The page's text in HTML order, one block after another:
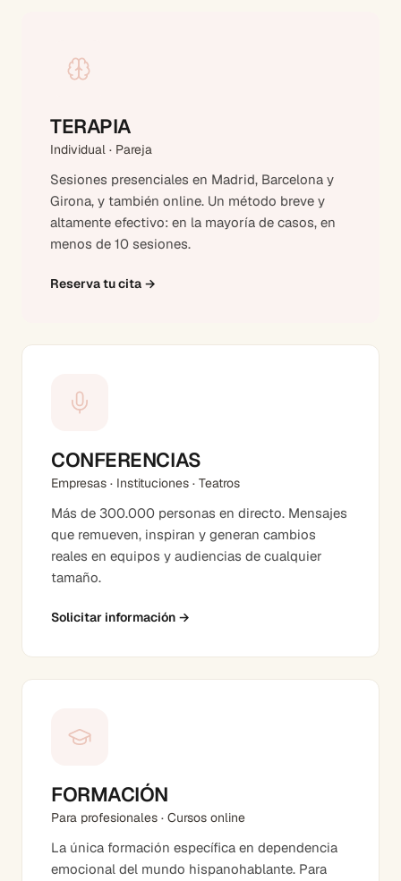
TERAPIA
Individual · Pareja
Sesiones presenciales en Madrid, Barcelona y
Girona, y también online. Un método breve y
altamente efectivo: en la mayoría de casos, en
menos de 10 sesiones.
Reserva tu cita →
CONFERENCIAS
Empresas · Instituciones · Teatros
Más de 300.000 personas en directo. Mensajes
que remueven, inspiran y generan cambios
reales en equipos y audiencias de cualquier
tamaño.
Solicitar información →
FORMACIÓN
Para profesionales · Cursos online
La única formación específica en dependencia
emocional del mundo hispanohablante. Para